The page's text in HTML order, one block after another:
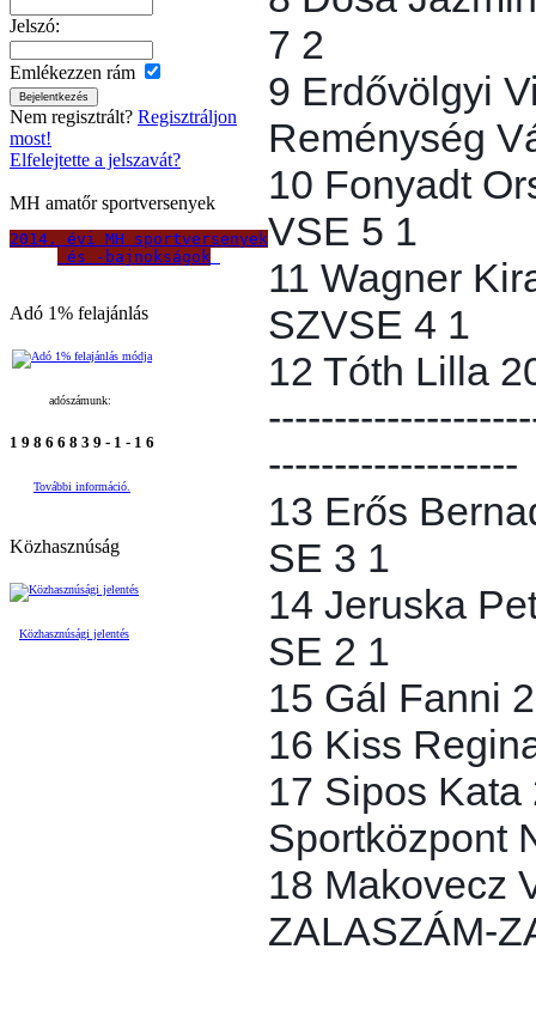
Jelszó:
Emlékezzen rám
Nem regisztrált? Regisztráljon
most!
Elfelejtette a jelszavát?
MH amatőr sportversenyek
2014. évi MH sportversenyek
és -bajnokságok
Adó 1% felajánlás
adószámunk:
1 9 8 6 6 8 3 9 - 1 - 1 6
További információ.
Közhasznúság
Közhasznúsági jelentés
7 2
9 Erdővölgyi
Reménység
10 Fonyadt
VSE 5 1
11 Wagner
SZVSE 4 1
12 Tóth Lilla
-------------------
13 Erős
SE 3 1
14 Jeruska
SE 2 1
15 Gál Fanni
16 Kiss
17 Sipos
Sportközpont
18 Makovecz
ZALASZÁM-